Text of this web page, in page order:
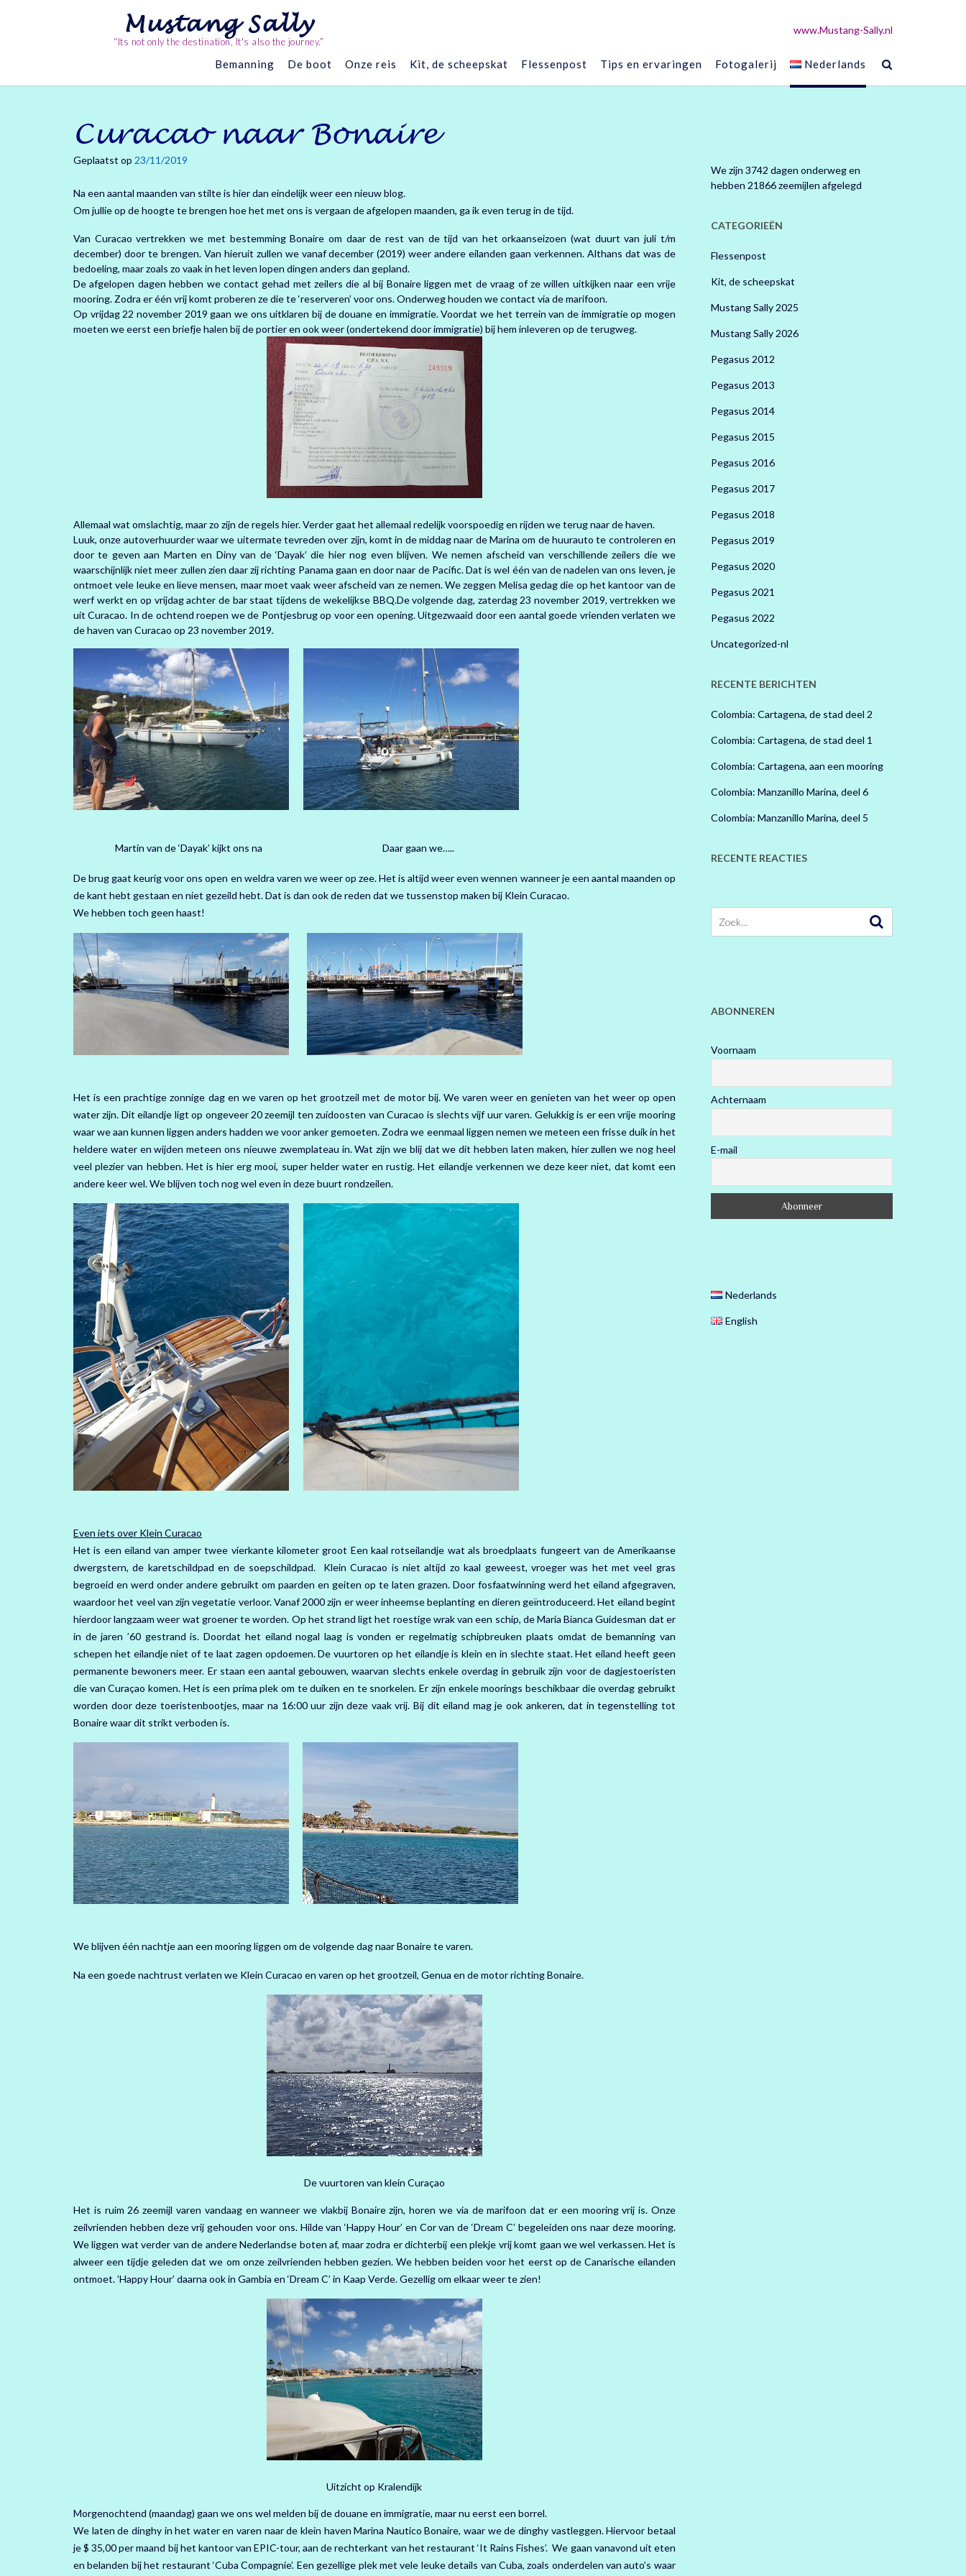
Mustang Sally
“Its not only the destination, It's also the journey.”
www.Mustang-Sally.nl
Bemanning De boot Onze reis Kit, de scheepskat Flessenpost Tips en ervaringen Fotogalerij Nederlands
Curacao naar Bonaire
Geplaatst op 23/11/2019
Na een aantal maanden van stilte is hier dan eindelijk weer een nieuw blog.
Om jullie op de hoogte te brengen hoe het met ons is vergaan de afgelopen maanden, ga ik even terug in de tijd.
Van Curacao vertrekken we met bestemming Bonaire om daar de rest van de tijd van het orkaanseizoen (wat duurt van juli t/m
december) door te brengen. Van hieruit zullen we vanaf december (2019) weer andere eilanden gaan verkennen. Althans dat was de
bedoeling, maar zoals zo vaak in het leven lopen dingen anders dan gepland.
De afgelopen dagen hebben we contact gehad met zeilers die al bij Bonaire liggen met de vraag of ze willen uitkijken naar een vrije
mooring. Zodra er één vrij komt proberen ze die te ‘reserveren’ voor ons. Onderweg houden we contact via de marifoon.
Op vrijdag 22 november 2019 gaan we ons uitklaren bij de douane en immigratie. Voordat we het terrein van de immigratie op mogen
moeten we eerst een briefje halen bij de portier en ook weer (ondertekend door immigratie) bij hem inleveren op de terugweg.
Allemaal wat omslachtig, maar zo zijn de regels hier. Verder gaat het allemaal redelijk voorspoedig en rijden we terug naar de haven.
Luuk, onze autoverhuurder waar we uitermate tevreden over zijn, komt in de middag naar de Marina om de huurauto te controleren en
door te geven aan Marten en Diny van de ‘Dayak’ die hier nog even blijven. We nemen afscheid van verschillende zeilers die we
waarschijnlijk niet meer zullen zien daar zij richting Panama gaan en door naar de Pacific. Dat is wel één van de nadelen van ons leven, je
ontmoet vele leuke en lieve mensen, maar moet vaak weer afscheid van ze nemen. We zeggen Melisa gedag die op het kantoor van de
werf werkt en op vrijdag achter de bar staat tijdens de wekelijkse BBQ.De volgende dag, zaterdag 23 november 2019, vertrekken we
uit Curacao. In de ochtend roepen we de Pontjesbrug op voor een opening. Uitgezwaaid door een aantal goede vrienden verlaten we
de haven van Curacao op 23 november 2019.
Martin van de ‘Dayak’ kijkt ons na Daar gaan we…..
De brug gaat keurig voor ons open en weldra varen we weer op zee. Het is altijd weer even wennen wanneer je een aantal maanden op
de kant hebt gestaan en niet gezeild hebt. Dat is dan ook de reden dat we tussenstop maken bij Klein Curacao.
We hebben toch geen haast!
Het is een prachtige zonnige dag en we varen op het grootzeil met de motor bij. We varen weer en genieten van het weer op open
water zijn. Dit eilandje ligt op ongeveer 20 zeemijl ten zuidoosten van Curacao is slechts vijf uur varen. Gelukkig is er een vrije mooring
waar we aan kunnen liggen anders hadden we voor anker gemoeten. Zodra we eenmaal liggen nemen we meteen een frisse duik in het
heldere water en wijden meteen ons nieuwe zwemplateau in. Wat zijn we blij dat we dit hebben laten maken, hier zullen we nog heel
veel plezier van hebben. Het is hier erg mooi, super helder water en rustig. Het eilandje verkennen we deze keer niet, dat komt een
andere keer wel. We blijven toch nog wel even in deze buurt rondzeilen.
Even iets over Klein Curacao
Het is een eiland van amper twee vierkante kilometer groot Een kaal rotseilandje wat als broedplaats fungeert van de Amerikaanse
dwergstern, de karetschildpad en de soepschildpad. Klein Curacao is niet altijd zo kaal geweest, vroeger was het met veel gras
begroeid en werd onder andere gebruikt om paarden en geiten op te laten grazen. Door fosfaatwinning werd het eiland afgegraven,
waardoor het veel van zijn vegetatie verloor. Vanaf 2000 zijn er weer inheemse beplanting en dieren geïntroduceerd. Het eiland begint
hierdoor langzaam weer wat groener te worden. Op het strand ligt het roestige wrak van een schip, de Maria Bianca Guidesman dat er
in de jaren ’60 gestrand is. Doordat het eiland nogal laag is vonden er regelmatig schipbreuken plaats omdat de bemanning van
schepen het eilandje niet of te laat zagen opdoemen. De vuurtoren op het eilandje is klein en in slechte staat. Het eiland heeft geen
permanente bewoners meer. Er staan een aantal gebouwen, waarvan slechts enkele overdag in gebruik zijn voor de dagjestoeristen
die van Curaçao komen. Het is een prima plek om te duiken en te snorkelen. Er zijn enkele moorings beschikbaar die overdag gebruikt
worden door deze toeristenbootjes, maar na 16:00 uur zijn deze vaak vrij. Bij dit eiland mag je ook ankeren, dat in tegenstelling tot
Bonaire waar dit strikt verboden is.
We blijven één nachtje aan een mooring liggen om de volgende dag naar Bonaire te varen.
Na een goede nachtrust verlaten we Klein Curacao en varen op het grootzeil, Genua en de motor richting Bonaire.
De vuurtoren van klein Curaçao
Het is ruim 26 zeemijl varen vandaag en wanneer we vlakbij Bonaire zijn, horen we via de marifoon dat er een mooring vrij is. Onze
zeilvrienden hebben deze vrij gehouden voor ons. Hilde van ‘Happy Hour’ en Cor van de ‘Dream C’ begeleiden ons naar deze mooring.
We liggen wat verder van de andere Nederlandse boten af, maar zodra er dichterbij een plekje vrij komt gaan we wel verkassen. Het is
alweer een tijdje geleden dat we om onze zeilvrienden hebben gezien. We hebben beiden voor het eerst op de Canarische eilanden
ontmoet. ’Happy Hour’ daarna ook in Gambia en ‘Dream C’ in Kaap Verde. Gezellig om elkaar weer te zien!
Uitzicht op Kralendijk
Morgenochtend (maandag) gaan we ons wel melden bij de douane en immigratie, maar nu eerst een borrel.
We laten de dinghy in het water en varen naar de klein haven Marina Nautico Bonaire, waar we de dinghy vastleggen. Hiervoor betaal
je $ 35,00 per maand bij het kantoor van EPIC-tour, aan de rechterkant van het restaurant ‘It Rains Fishes’. We gaan vanavond uit eten
en belanden bij het restaurant ‘Cuba Compagnie’. Een gezellige plek met vele leuke details van Cuba, zoals onderdelen van auto’s waar
We zijn 3742 dagen onderweg en
hebben 21866 zeemijlen afgelegd
CATEGORIEËN
Flessenpost
Kit, de scheepskat
Mustang Sally 2025
Mustang Sally 2026
Pegasus 2012
Pegasus 2013
Pegasus 2014
Pegasus 2015
Pegasus 2016
Pegasus 2017
Pegasus 2018
Pegasus 2019
Pegasus 2020
Pegasus 2021
Pegasus 2022
Uncategorized-nl
RECENTE BERICHTEN
Colombia: Cartagena, de stad deel 2
Colombia: Cartagena, de stad deel 1
Colombia: Cartagena, aan een mooring
Colombia: Manzanillo Marina, deel 6
Colombia: Manzanillo Marina, deel 5
RECENTE REACTIES
ABONNEREN
Voornaam
Achternaam
E-mail
Nederlands
English